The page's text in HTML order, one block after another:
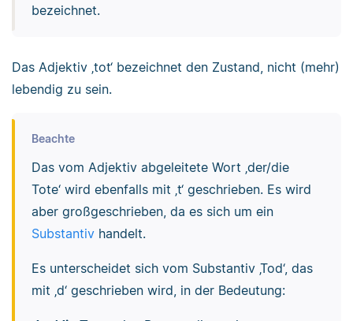
bezeichnet.
Das Adjektiv ‚tot‘ bezeichnet den Zustand, nicht (mehr)
lebendig zu sein.
Beachte
Das vom Adjektiv abgeleitete Wort ‚der/die
Tote‘ wird ebenfalls mit ‚t‘ geschrieben. Es wird
aber großgeschrieben, da es sich um ein
Substantivhandelt.
Es unterscheidet sich vom Substantiv ‚Tod‘, das
mit ‚d‘ geschrieben wird, in der Bedeutung: